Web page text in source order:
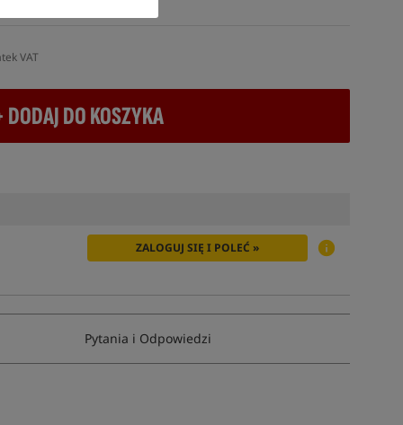
VAT
DODAJ DO KOSZYKA
ZALOGUJ SIĘ I POLEĆ »
Pytania i Odpowiedzi